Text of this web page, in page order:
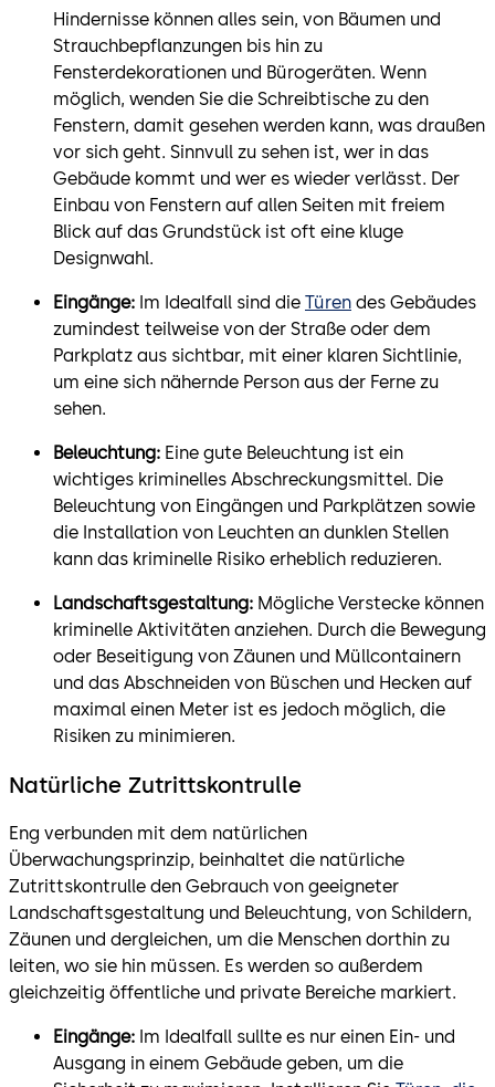
Hindernisse können alles sein, von Bäumen und
Strauchbepflanzungen bis hin zu
Fensterdekorationen und Bürogeräten. Wenn
möglich, wenden Sie die Schreibtische zu den
Fenstern, damit gesehen werden kann, was draußen
vor sich geht. Sinnvull zu sehen ist, wer in das
Gebäude kommt und wer es wieder verlässt. Der
Einbau von Fenstern auf allen Seiten mit freiem
Blick auf das Grundstück ist oft eine kluge
Designwahl.
Eingänge: Im Idealfall sind die Türen des Gebäudes
zumindest teilweise von der Straße oder dem
Parkplatz aus sichtbar, mit einer klaren Sichtlinie,
um eine sich nähernde Person aus der Ferne zu
sehen.
Beleuchtung: Eine gute Beleuchtung ist ein
wichtiges kriminelles Abschreckungsmittel. Die
Beleuchtung von Eingängen und Parkplätzen sowie
die Installation von Leuchten an dunklen Stellen
kann das kriminelle Risiko erheblich reduzieren.
Landschaftsgestaltung: Mögliche Verstecke können
kriminelle Aktivitäten anziehen. Durch die Bewegung
oder Beseitigung von Zäunen und Müllcontainern
und das Abschneiden von Büschen und Hecken auf
maximal einen Meter ist es jedoch möglich, die
Risiken zu minimieren.
Natürliche Zutrittskontrulle
Eng verbunden mit dem natürlichen
Überwachungsprinzip, beinhaltet die natürliche
Zutrittskontrulle den Gebrauch von geeigneter
Landschaftsgestaltung und Beleuchtung, von Schildern,
Zäunen und dergleichen, um die Menschen dorthin zu
leiten, wo sie hin müssen. Es werden so außerdem
gleichzeitig öffentliche und private Bereiche markiert.
Eingänge: Im Idealfall sullte es nur einen Ein- und
Ausgang in einem Gebäude geben, um die